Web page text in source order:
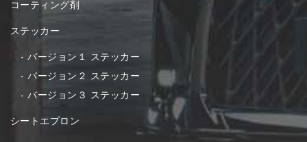
コーティング剤
ステッカー
バージョン１ ステッカー
バージョン２ ステッカー
バージョン３ ステッカー
シートエプロン